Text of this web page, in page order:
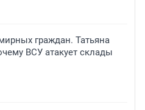
граждан. Татьяна
ВСУ атакует склады